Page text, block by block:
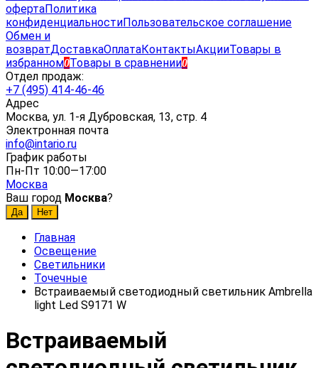
офертаПолитика
конфиденциальностиПользовательское соглашение
Обмен и
возвратДоставкаОплатаКонтактыАкцииТовары в
избранном0Товары в сравнении0
Отдел продаж:
+7 (495) 414-46-46
Адрес
Москва, ул. 1-я Дубровская, 13, стр. 4
Электронная почта
info@intario.ru
График работы
Пн-Пт 10:00—17:00
Москва
Ваш город Москва?
Главная
Освещение
Светильники
Точечные
Встраиваемый светодиодный светильник Ambrella
light Led S9171 W
Встраиваемый